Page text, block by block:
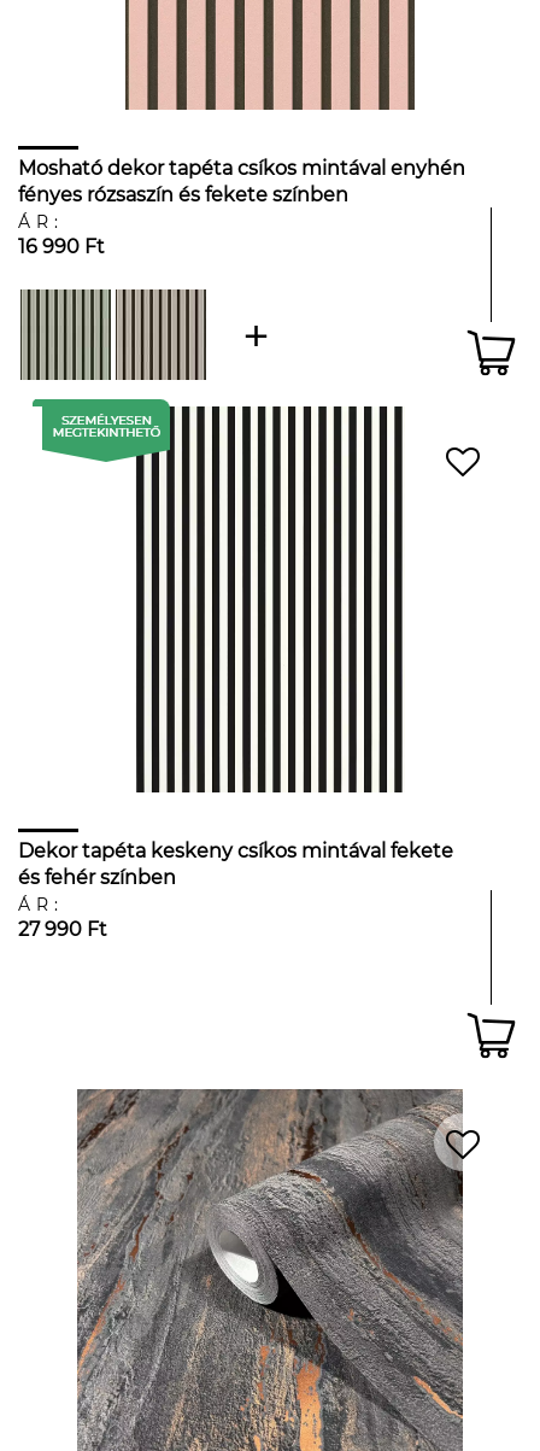
Mosható dekor tapéta csíkos mintával enyhén
fényes rózsaszín és fekete színben
ÁR:
16 990 Ft
Dekor tapéta keskeny csíkos mintával fekete
és fehér színben
ÁR:
27 990 Ft